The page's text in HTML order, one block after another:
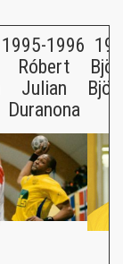
1995-1996
Róbert
Julian
Duranona